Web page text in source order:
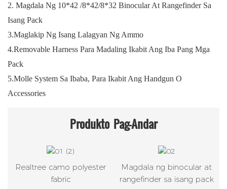
2. Magdala Ng 10*42 /8*42/8*32 Binocular At Rangefinder Sa
Isang Pack
3.Maglakip Ng Isang Lalagyan Ng Ammo
4.Removable Harness Para Madaling Ikabit Ang Iba Pang Mga
Pack
5.Molle System Sa Ibaba, Para Ikabit Ang Handgun O
Accessories
Produkto Pag-Andar
Realtree camo polyester
fabric
Magdala ng binocular at
rangefinder sa isang pack